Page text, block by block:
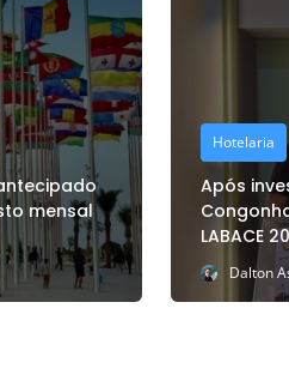
Transamerica
renovada na